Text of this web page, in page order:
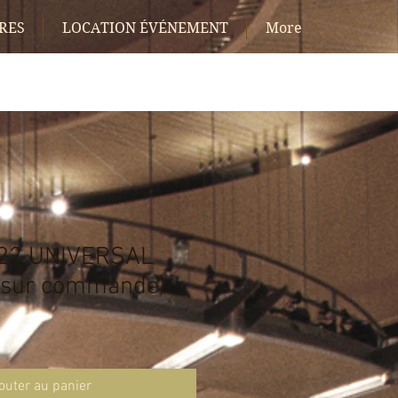
LOCATION ÉVÉNEMENT More
UNIVERSAL
commande)
au panier